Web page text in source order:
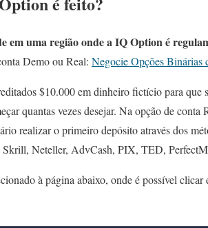
em uma região onde a IQ Option é
Demo ou Real: Negocie Opções Binárias
$10.000 em dinheiro fictício para que
quantas vezes desejar. Na opção de conta
realizar o primeiro depósito através dos
Neteller, AdvCash, PIX, TED,
à página abaixo, onde é possível clicar